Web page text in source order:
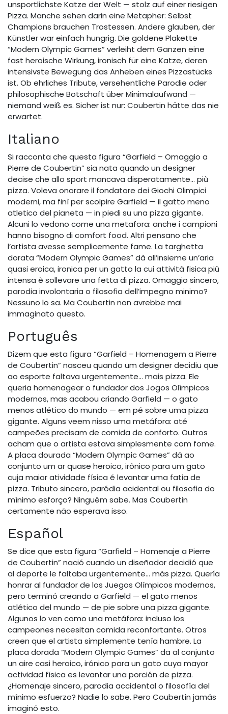
unsportlichste Katze der Welt — stolz auf einer riesigen
Pizza. Manche sehen darin eine Metapher: Selbst
Champions brauchen Trostessen. Andere glauben, der
Künstler war einfach hungrig. Die goldene Plakette
“Modern Olympic Games” verleiht dem Ganzen eine
fast heroische Wirkung, ironisch für eine Katze, deren
intensivste Bewegung das Anheben eines Pizzastücks
ist. Ob ehrliches Tribute, versehentliche Parodie oder
philosophische Botschaft über Minimalaufwand —
niemand weiß es. Sicher ist nur: Coubertin hätte das nie
erwartet.
Italiano
Si racconta che questa figura “Garfield – Omaggio a
Pierre de Coubertin” sia nata quando un designer
decise che allo sport mancava disperatamente… più
pizza. Voleva onorare il fondatore dei Giochi Olimpici
moderni, ma finì per scolpire Garfield — il gatto meno
atletico del pianeta — in piedi su una pizza gigante.
Alcuni lo vedono come una metafora: anche i campioni
hanno bisogno di comfort food. Altri pensano che
l’artista avesse semplicemente fame. La targhetta
dorata “Modern Olympic Games” dà all’insieme un’aria
quasi eroica, ironica per un gatto la cui attività fisica più
intensa è sollevare una fetta di pizza. Omaggio sincero,
parodia involontaria o filosofia dell’impegno minimo?
Nessuno lo sa. Ma Coubertin non avrebbe mai
immaginato questo.
Português
Dizem que esta figura “Garfield – Homenagem a Pierre
de Coubertin” nasceu quando um designer decidiu que
ao esporte faltava urgentemente… mais pizza. Ele
queria homenagear o fundador dos Jogos Olímpicos
modernos, mas acabou criando Garfield — o gato
menos atlético do mundo — em pé sobre uma pizza
gigante. Alguns veem nisso uma metáfora: até
campeões precisam de comida de conforto. Outros
acham que o artista estava simplesmente com fome.
A placa dourada “Modern Olympic Games” dá ao
conjunto um ar quase heroico, irônico para um gato
cuja maior atividade física é levantar uma fatia de
pizza. Tributo sincero, paródia acidental ou filosofia do
mínimo esforço? Ninguém sabe. Mas Coubertin
certamente não esperava isso.
Español
Se dice que esta figura “Garfield – Homenaje a Pierre
de Coubertin” nació cuando un diseñador decidió que
al deporte le faltaba urgentemente… más pizza. Quería
honrar al fundador de los Juegos Olímpicos modernos,
pero terminó creando a Garfield — el gato menos
atlético del mundo — de pie sobre una pizza gigante.
Algunos lo ven como una metáfora: incluso los
campeones necesitan comida reconfortante. Otros
creen que el artista simplemente tenía hambre. La
placa dorada “Modern Olympic Games” da al conjunto
un aire casi heroico, irónico para un gato cuya mayor
actividad física es levantar una porción de pizza.
¿Homenaje sincero, parodia accidental o filosofía del
mínimo esfuerzo? Nadie lo sabe. Pero Coubertin jamás
imaginó esto.